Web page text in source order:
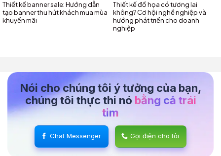
Thiết kế banner sale: Hướng dẫn
tạo banner thu hút khách mua mùa
khuyến mãi
Thiết kế đồ họa có tương lai
không? Cơ hội nghề nghiệp và
hướng phát triển cho doanh
nghiệp
Nói cho chúng tôi ý tưởng của bạn,
chúng tôi thực thi nó bằng cả trái
tim
Chat Messenger Gọi điện cho tôi